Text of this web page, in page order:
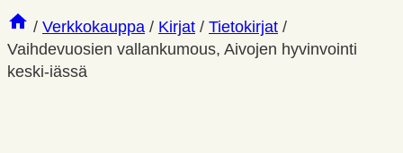
/ Verkkokauppa / Kirjat / Tietokirjat /
Vaihdevuosien vallankumous, Aivojen hyvinvointi
keski-iässä